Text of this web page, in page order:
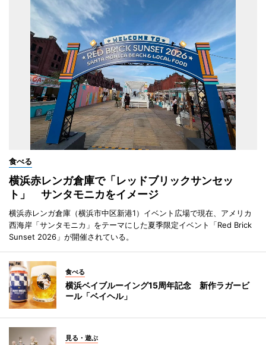
食べる
横浜赤レンガ倉庫で「レッドブリックサンセッ
ト」 サンタモニカをイメージ
横浜赤レンガ倉庫（横浜市中区新港1）イベント広場で現在、アメリカ
西海岸「サンタモニカ」をテーマにした夏季限定イベント「Red Brick
Sunset 2026」が開催されている。
食べる
横浜ベイブルーイング15周年記念 新作ラガービ
ール「ベイヘル」
見る・遊ぶ